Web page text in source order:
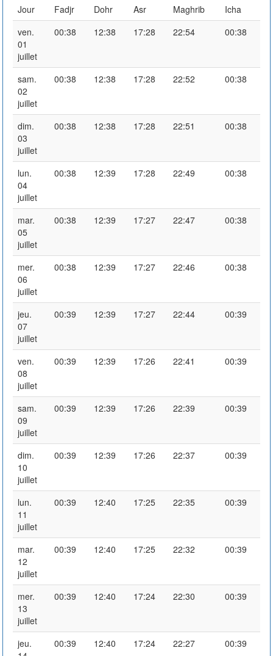
Jour Fadjr Dohr Asr Maghrib
Icha
ven.
01
juillet
00:38 12:38 17:28 22:54 00:38
sam.
02
juillet
00:38 12:38 17:28 22:52 00:38
dim.
03
juillet
00:38 12:38 17:28 22:51 00:38
lun.
04
juillet
00:38 12:39 17:28 22:49 00:38
mar.
05
juillet
00:38 12:39 17:27 22:47 00:38
mer.
06
juillet
00:38 12:39 17:27 22:46 00:38
jeu.
07
juillet
00:39 12:39 17:27 22:44 00:39
ven.
08
juillet
00:39 12:39 17:26 22:41 00:39
sam.
09
juillet
00:39 12:39 17:26 22:39 00:39
dim.
10
juillet
00:39 12:39 17:26 22:37 00:39
lun.
11
juillet
00:39 12:40 17:25 22:35 00:39
mar.
12
juillet
00:39 12:40 17:25 22:32 00:39
mer.
13
juillet
00:39 12:40 17:24 22:30 00:39
jeu.
00:39 12:40 17:24 22:27 00:39